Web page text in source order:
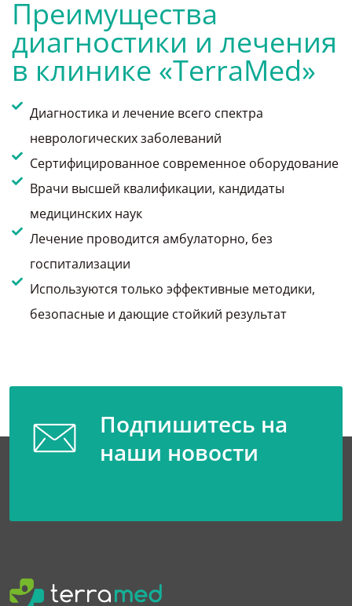
Преимущества
диагностики и лечения
в клинике «TerraMed»
Диагностика и лечение всего спектра
неврологических заболеваний
Сертифицированное современное оборудование
Врачи высшей квалификации, кандидаты
медицинских наук
Лечение проводится амбулаторно, без
госпитализации
Используются только эффективные методики,
безопасные и дающие стойкий результат
Подпишитесь на
наши новости